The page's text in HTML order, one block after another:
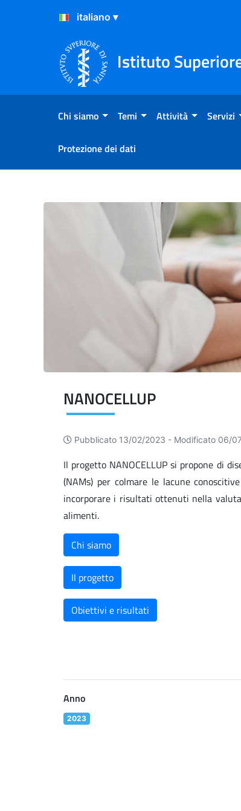
Salta al Contenuto
Salta al Footer
Istituto
Chi siamo Temi Attività Servizi
Protezione dei dati
Progetto NANOCELLUP
NANOCELLUP
Pubblicato 13/02/2023 - Modificato 06/
Il progetto NANOCELLUP si propone di
(NAMs) per colmare le lacune
incorporare i risultati ottenuti nella
alimenti.
Chi siamo
Il progetto
Obiettivi e risultati
Anno
2023